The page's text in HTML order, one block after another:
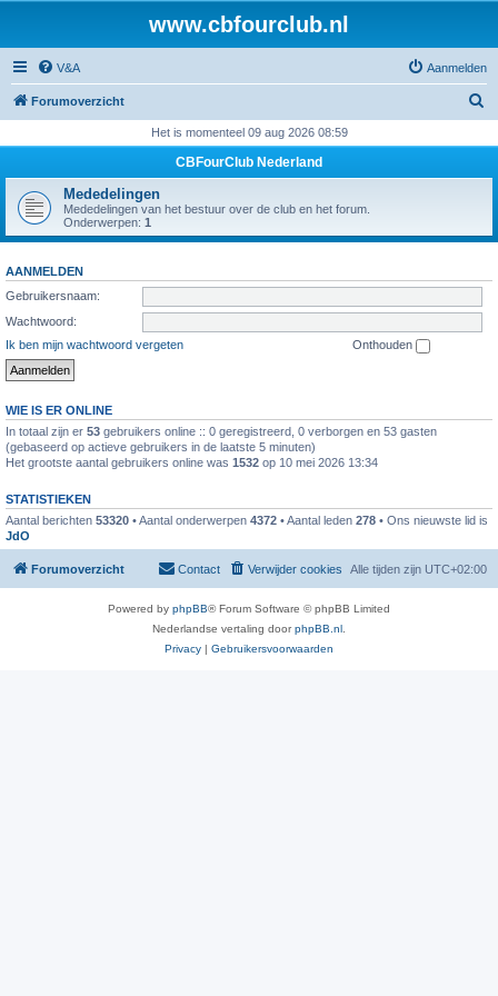
www.cbfourclub.nl
V&A Aanmelden
Forumoverzicht
k
Het is momenteel 09 aug 2026 08:59
CBFourClub Nederland
Mededelingen
Mededelingen van het bestuur over de club en het forum.
Onderwerpen: 1
AANMELDEN
Gebruikersnaam:
Wachtwoord:
Ik ben mijn wachtwoord vergeten
Onthouden
WIE IS ER ONLINE
In totaal zijn er 53 gebruikers online :: 0 geregistreerd, 0 verborgen en 53 gasten
(gebaseerd op actieve gebruikers in de laatste 5 minuten)
Het grootste aantal gebruikers online was 1532 op 10 mei 2026 13:34
STATISTIEKEN
Aantal berichten 53320 • Aantal onderwerpen 4372 • Aantal leden 278 • Ons nieuwste lid is
JdO
Forumoverzicht Alle tijden zijn UTC+02:00
Verwijder cookies
Contact
Powered by phpBB® Forum Software © phpBB Limited
Nederlandse vertaling doorphpBB.nl
Privacy | Gebruikersvoorwaarden